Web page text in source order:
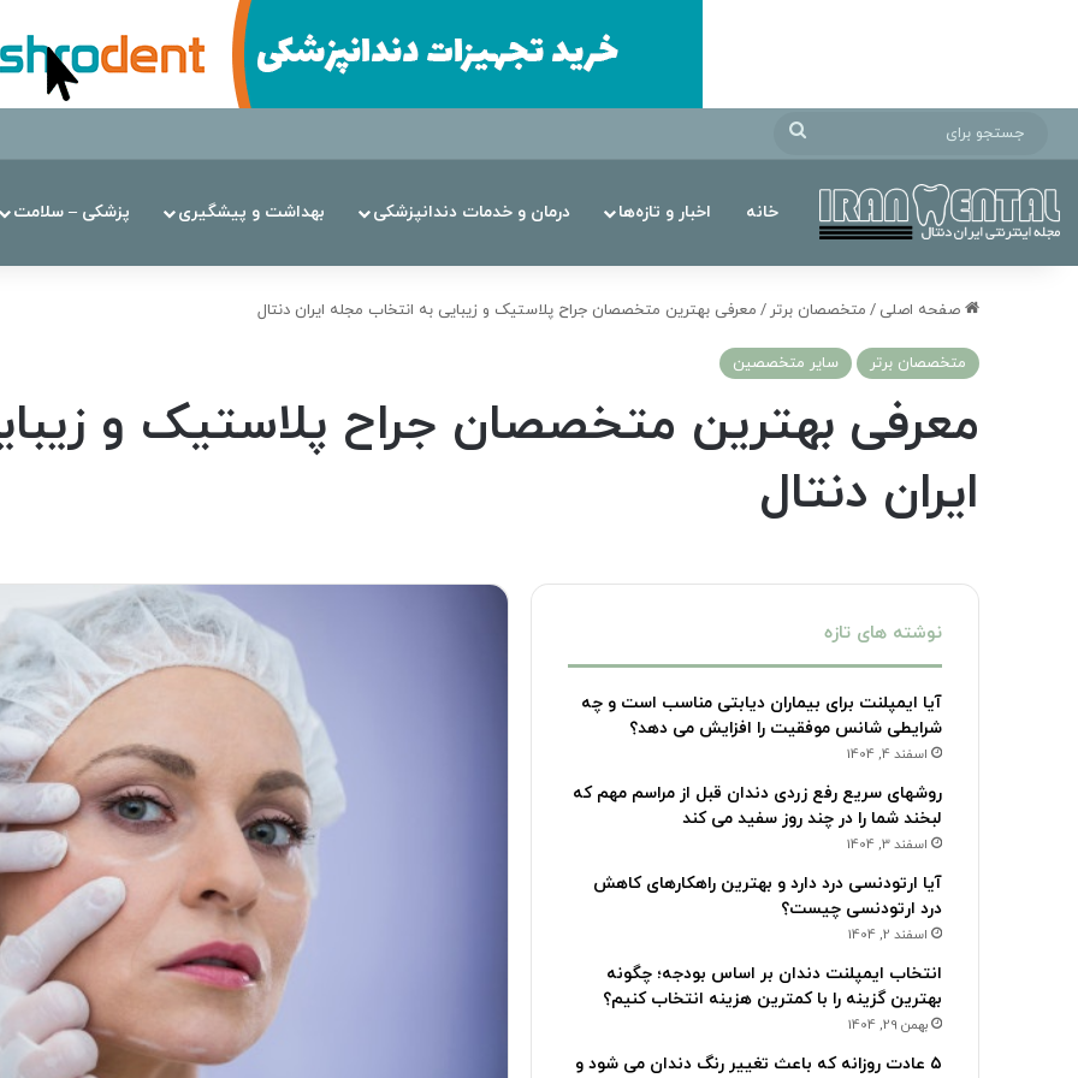
جستجو
خانه اخبار و تازه‌ها درمان‌ و خدمات دندانپزشکی بهداشت و پیشگیری پزشکی – سلامت
صفحه اصلی / متخصصان برتر / معرفی بهترین متخصصان جراح پلاستیک و زیبایی به انتخاب مجله ایران دنتال
متخصصان برتر سایر متخصصین
معرفی بهترین متخصصان جراح پلاستیک و
ایران دنتال
نوشته های تازه
آیا ایمپلنت برای بیماران دیابتی مناسب است و چه
شرایطی شانس موفقیت را افزایش می دهد؟
اسفند 4, 1404
روشهای سریع رفع زردی دندان قبل از مراسم مهم که
لبخند شما را در چند روز سفید می کند
اسفند 3, 1404
آیا ارتودنسی درد دارد و بهترین راهکارهای کاهش
درد ارتودنسی چیست؟
اسفند 2, 1404
انتخاب ایمپلنت دندان بر اساس بودجه؛ چگونه
بهترین گزینه را با کمترین هزینه انتخاب کنیم؟
بهمن 29, 1404
۵ عادت روزانه که باعث تغییر رنگ دندان می شود و